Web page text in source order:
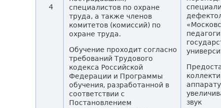
4
специалистов по охране
труда, а также членов
комитетов (комиссий) по
охране труда.
Обучение проходит согласно
требований Трудового
кодекса Российской
Федерации и Программы
обучения, разработанной в
соответствии с
Постановлением
звук